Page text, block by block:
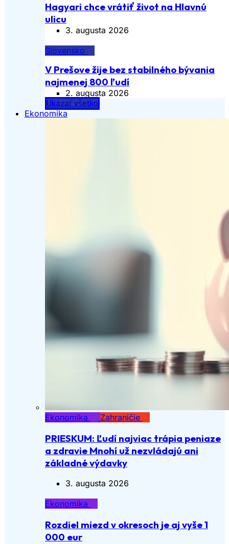
Hagyari chce vrátiť život na Hlavnú
ulicu
3. augusta 2026
Slovensko
V Prešove žije bez stabilného bývania
najmenej 800 ľudí
2. augusta 2026
Ukázať všetko
Ekonomika
Ekonomika Zahraničie
PRIESKUM: Ľudí najviac trápia peniaze
a zdravie Mnohí už nezvládajú ani
základné výdavky
3. augusta 2026
Ekonomika
Rozdiel miezd v okresoch je aj vyše 1
000 eur